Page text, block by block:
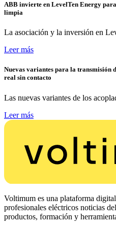
ABB invierte en LevelTen Energy
limpia
La asociación y la inversión en
Leer más
Nuevas variantes para la transmisión
real sin contacto
Las nuevas variantes de los
Leer más
Voltimum es una plataforma
profesionales eléctricos noticias
productos, formación y